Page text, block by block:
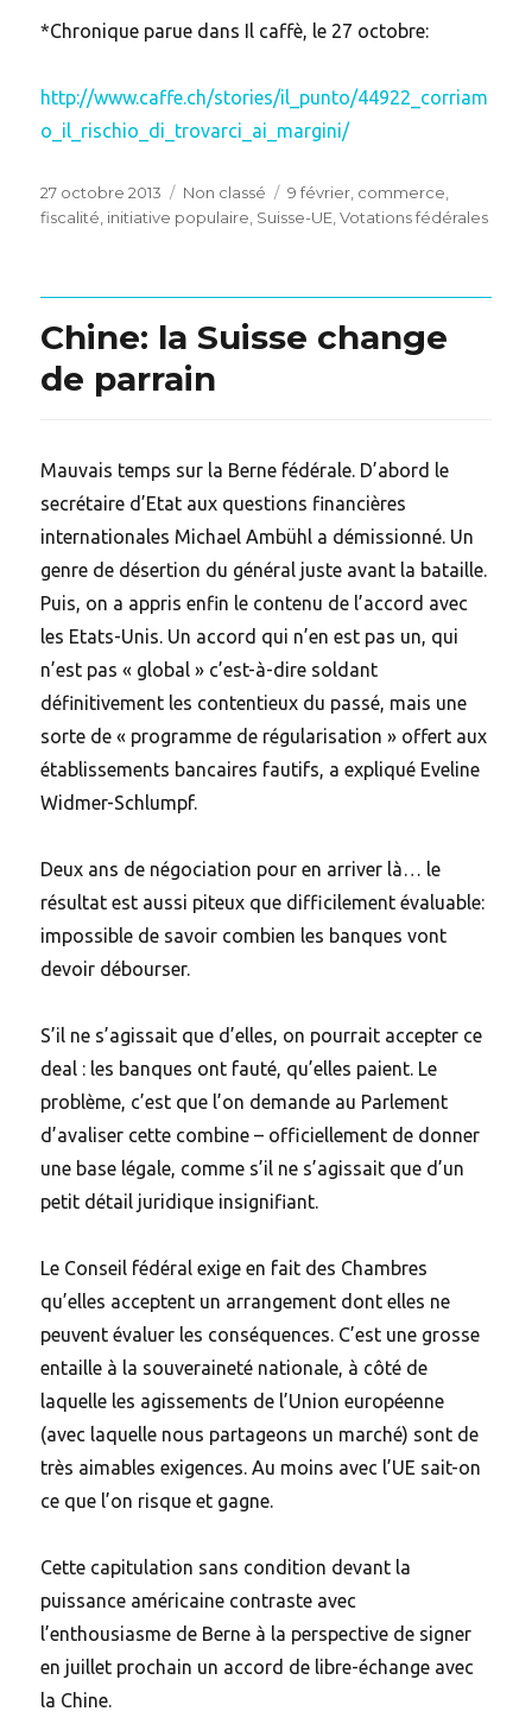
*Chronique parue dans Il caffè, le 27 octobre:
http://www.caffe.ch/stories/il_punto/44922_corriam
o_il_rischio_di_trovarci_ai_margini/
Posted
on
27 octobre 2013 Categories
Non classé Tags
9 février, commerce,
fiscalité, initiative populaire, Suisse-UE,Votations fédérales
Chine: la Suisse change
de parrain
Mauvais temps sur la Berne fédérale. D’abord le
secrétaire d’Etat aux questions financières
internationales Michael Ambühl a démissionné. Un
genre de désertion du général juste avant la bataille.
Puis, on a appris enfin le contenu de l’accord avec
les Etats-Unis. Un accord qui n’en est pas un, qui
n’est pas « global » c’est-à-dire soldant
définitivement les contentieux du passé, mais une
sorte de « programme de régularisation » offert aux
établissements bancaires fautifs, a expliqué Eveline
Widmer-Schlumpf.
Deux ans de négociation pour en arriver là… le
résultat est aussi piteux que difficilement évaluable:
impossible de savoir combien les banques vont
devoir débourser.
S’il ne s’agissait que d’elles, on pourrait accepter ce
deal : les banques ont fauté, qu’elles paient. Le
problème, c’est que l’on demande au Parlement
d’avaliser cette combine – officiellement de donner
une base légale, comme s’il ne s’agissait que d’un
petit détail juridique insignifiant.
Le Conseil fédéral exige en fait des Chambres
qu’elles acceptent un arrangement dont elles ne
peuvent évaluer les conséquences. C’est une grosse
entaille à la souveraineté nationale, à côté de
laquelle les agissements de l’Union européenne
(avec laquelle nous partageons un marché) sont de
très aimables exigences. Au moins avec l’UE sait-on
ce que l’on risque et gagne.
Cette capitulation sans condition devant la
puissance américaine contraste avec
l’enthousiasme de Berne à la perspective de signer
en juillet prochain un accord de libre-échange avec
la Chine.